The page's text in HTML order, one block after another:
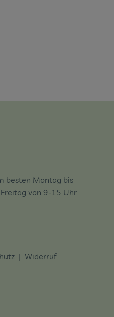
besten Montag bis
von 9-15 Uhr
| Widerruf
derBiobote/
www.instagram.com/